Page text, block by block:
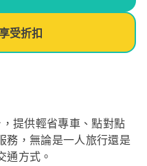
受折扣
提供輕省專車、點對點
務，無論是一人旅行還是
通方式。